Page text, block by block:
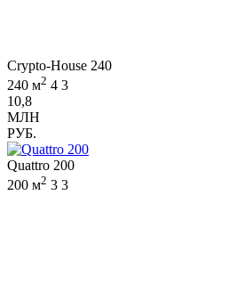
Crypto-House 240
240 м2 4 3
10,8
МЛН
РУБ.
Quattro 200
200 м2 3 3